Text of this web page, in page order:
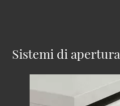
Sistemi di apertura